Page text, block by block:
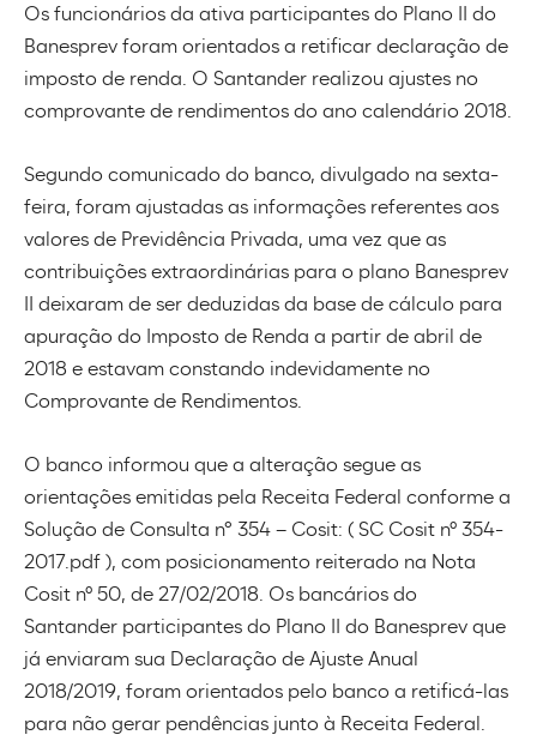
Os funcionários da ativa participantes do Plano II do
Banesprev foram orientados a retificar declaração de
imposto de renda. O Santander realizou ajustes no
comprovante de rendimentos do ano calendário 2018.
Segundo comunicado do banco, divulgado na sexta-
feira, foram ajustadas as informações referentes aos
valores de Previdência Privada, uma vez que as
contribuições extraordinárias para o plano Banesprev
II deixaram de ser deduzidas da base de cálculo para
apuração do Imposto de Renda a partir de abril de
2018 e estavam constando indevidamente no
Comprovante de Rendimentos.
O banco informou que a alteração segue as
orientações emitidas pela Receita Federal conforme a
Solução de Consulta n° 354 – Cosit: ( SC Cosit nº 354-
2017.pdf ), com posicionamento reiterado na Nota
Cosit nº 50, de 27/02/2018. Os bancários do
Santander participantes do Plano II do Banesprev que
já enviaram sua Declaração de Ajuste Anual
2018/2019, foram orientados pelo banco a retificá-las
para não gerar pendências junto à Receita Federal.